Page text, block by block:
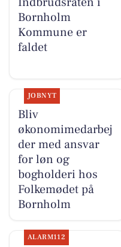
Bornholm
Kommune er
faldet
JOBNYT
Bliv
økonomimedarbej
der med ansvar
for løn og
bogholderi hos
Folkemødet på
Bornholm
ALARM112